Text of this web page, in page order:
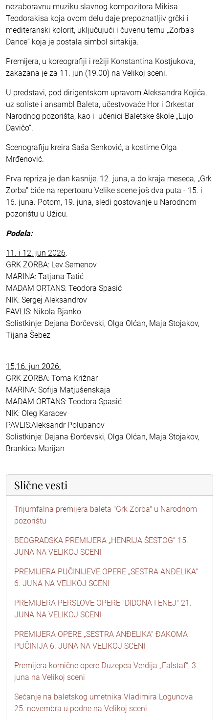
nezaboravnu muziku slavnog kompozitora Mikisa
Teodorakisa koja ovom delu daje prepoznatljiv grčki i
mediteranski kolorit, uključujući i čuvenu temu „Zorba’s
Dance“ koja je postala simbol sirtakija.
Premijera, u koreografiji i režiji Konstantina Kostjukova,
zakazana je za 11. jun (19.00) na Velikoj sceni.
U predstavi, pod dirigentskom upravom Aleksandra Kojića,
uz soliste i ansambl Baleta, učestvovaće Hor i Orkestar
Narodnog pozorišta, kao i učenici Baletske škole „Lujo
Davičo“.
Scenografiju kreira Saša Senković, a kostime Olga
Mrđenović.
Prva repriza je dan kasnije, 12. juna, a do kraja meseca, „Grk
Zorba" biće na repertoaru Velike scene još dva puta - 15. i
16. juna. Potom, 19. juna, sledi gostovanje u Narodnom
pozorištu u Užicu.
Podela:
11. i 12. jun 2026.
GRK ZORBA: Lev Semenov
MARINA: Tatjana Tatić
MADAM ORTANS: Teodora Spasić
NIK: Sergej Aleksandrov
PAVLIS: Nikola Bjanko
Solistkinje: Dejana Đorčevski, Olga Olćan, Maja Stojakov,
Tijana Šebez
15,16. jun 2026.
GRK ZORBA: Toma Križnar
MARINA: Sofija Matjušenskaja
MADAM ORTANS: Teodora Spasić
NIK: Oleg Karacev
PAVLIS:Aleksandr Polupanov
Solistkinje: Dejana Đorčevski, Olga Olćan, Maja Stojakov,
Brankica Marijan
Slične vesti
Trijumfalna premijera baleta "Grk Zorba" u Narodnom
pozorištu
BEOGRADSKA PREMIJERA „HENRIJA ŠESTOG“ 15.
JUNA NA VELIKOJ SCENI
PREMIJERA PUČINIJEVE OPERE „SESTRA ANĐELIKA“
6. JUNA NA VELIKOJ SCENI
PREMIJERA PERSLOVE OPERE "DIDONA I ENEJ" 21.
JUNA NA VELIKOJ SCENI
PREMIJERA OPERE „SESTRA ANĐELIKA“ ĐAKOMA
PUČINIJA 6. JUNA NA VELIKOJ SCENI
Premijera komične opere Đuzepea Verdija „Falstaf“, 3.
juna na Velikoj sceni
Sećanje na baletskog umetnika Vladimira Logunova
25. novembra u podne na Velikoj sceni